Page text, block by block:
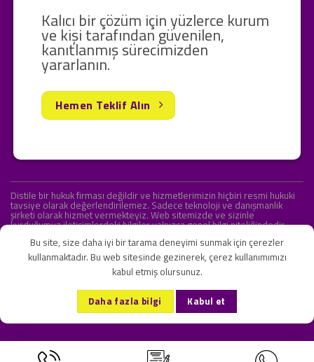
Kalıcı bir çözüm için yüzlerce kurum
ve kişi tarafından güvenilen,
kanıtlanmış sürecimizden
yararlanın.
Hemen Teklif Alın
Distile bir hukuk firması değildir ve hizmetlerimizin hiçbiri resmi hukuki
tavsiye olarak değerlendirilemez. Sadece teknoloji ve danışmanlık
şirketi olarak hizmet vermekteyiz. Web sitemizde ve sizinle
kurduğumuz iletişimlerdeki bilgiler yalnızca genel bilgi niteliğindedir.
KVKK ve Gizlilik Sözleşmesi S.S.S. İletişim
Copyright 2026 ©Onlipr Teknoloji ve Ticaret A.Ş.
Bu site, size daha iyi bir tarama deneyimi sunmak için çerezler
kullanmaktadır. Bu web sitesinde gezinerek, çerez kullanımımızı
kabul etmiş olursunuz.
Daha fazla bilgi Kabul et